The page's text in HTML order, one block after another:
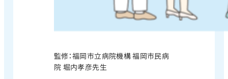
監修：福岡市立病院機構 福岡市民病
院 堀内孝彦先生